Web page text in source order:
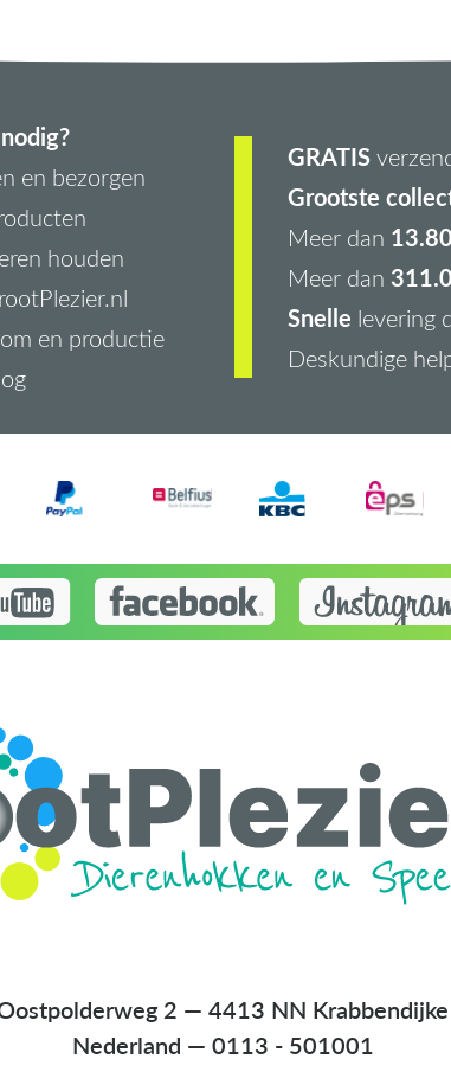
en bezorgen
houden
en productie
GRATIS
Grootste
Meer dan
Meer dan
Snelle levering
Deskundige
2 — 4413 NN Krabbendijke
Nederland — 0113 - 501001